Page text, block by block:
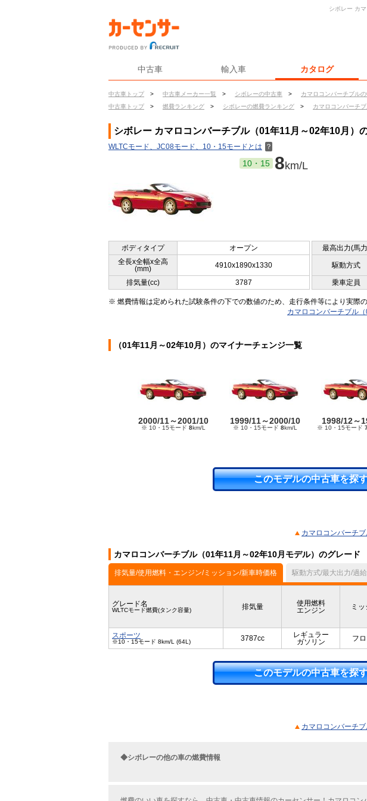
中古車 輸入車 カタログ
中古車トップ > 中古車メーカー一覧 > シボレーの中古車 > カマロコンバーチブル
中古車トップ
> 燃費ランキング > シボレーの燃費ランキング > カマロコンバーチ
シボレー カ
シボレー カマロコンバーチブル（01年11月～02年10月）
WLTCモード、JC08モード、10・15モードとは ？
10・15 8km/L
ボディタイプ オープン 最高出力(馬
全長x全幅x全高
(mm)
4910x1890x1330 駆動方式
排気量(cc) 3787 乗車定員
※ 燃費情報は定められた試験条件の下での数値のため、走行条件等により実際
カマロコンバーチブル
（01年11月～02年10月）のマイナーチェンジ一覧
2000/11～2001/10
※ 10・15モード 8km/L
1999/11～2000/10
※ 10・15モード 8km/L
1998/12～
※ 10・15モード
このモデルの中古車を探
カマロコンバーチ
カマロコンバーチブル（01年11月～02年10月モデル）のグレード
排気量/使用燃料・エンジン/ミッション/新車時価格 駆動方式/最大出力/過
グレード名
WLTCモード燃費(タンク容量) 排気量
使用燃料
エンジン
ミ
スポーツ
※10・15モード 8km/L (64L) 3787cc
レギュラー
ガソリン
フ
このモデルの中古車を探
カマロコンバーチ
◆シボレーの他の車の燃費情報